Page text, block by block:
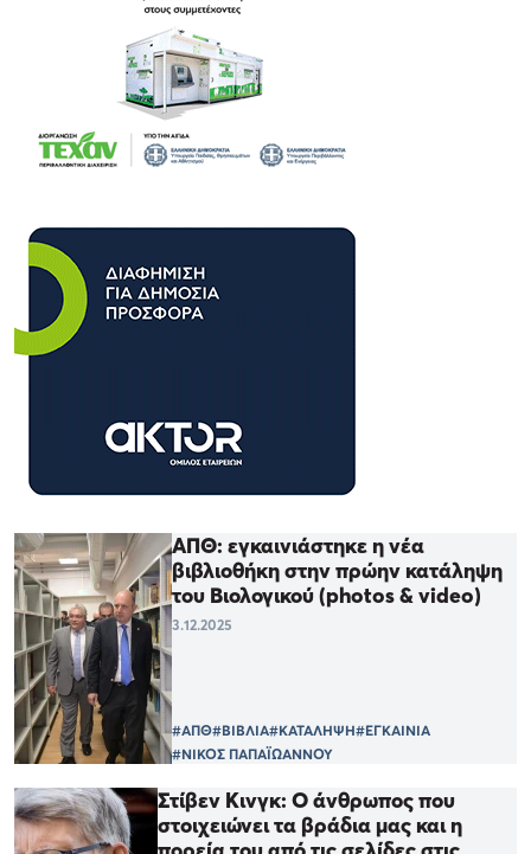
ΑΠΘ: εγκαινιάστηκε η νέα
βιβλιοθήκη στην πρώην κατάληψη
του Βιολογικού (photos & video)
3.12.2025
#ΑΠΘ#ΒΙΒΛΙΑ#ΚΑΤΑΛΗΨΗ#ΕΓΚΑΙΝΙΑ
#ΝΙΚΟΣ ΠΑΠΑΪΩΑΝΝΟΥ
Στίβεν Κινγκ: Ο άνθρωπος που
στοιχειώνει τα βράδια μας και η